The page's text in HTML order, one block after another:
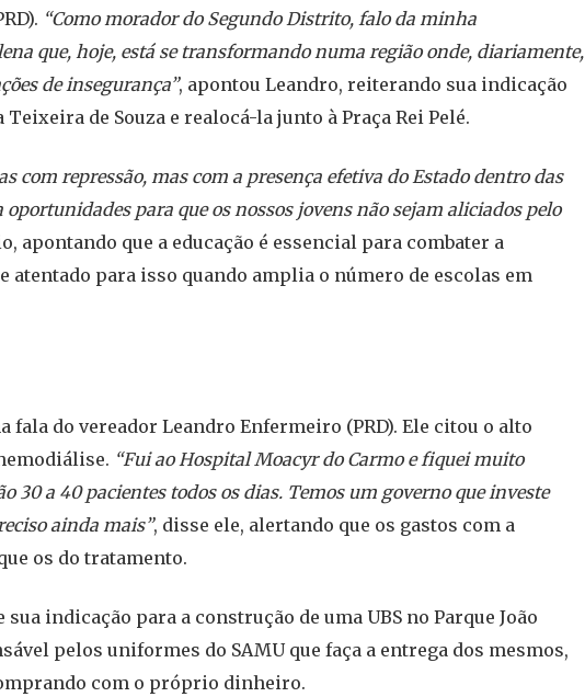
“Como morador do Segundo Distrito, falo da minha
que, hoje, está se transformando numa região onde, diariamente,
de insegurança”, apontou Leandro, reiterando sua indicação
de Souza e realocá-la junto à Praça Rei Pelé.
com repressão, mas com a presença efetiva do Estado dentro das
para que os nossos jovens não sejam aliciados pelo
apontando que a educação é essencial para combater a
atentado para isso quando amplia o número de escolas em
fala do vereador Leandro Enfermeiro (PRD). Ele citou o alto
“Fui ao Hospital Moacyr do Carmo e fiquei muito
30 a 40 pacientes todos os dias. Temos um governo que investe
ainda mais”, disse ele, alertando que os gastos com a
os do tratamento.
indicação para a construção de uma UBS no Parque João
pelos uniformes do SAMU que faça a entrega dos mesmos,
com o próprio dinheiro.